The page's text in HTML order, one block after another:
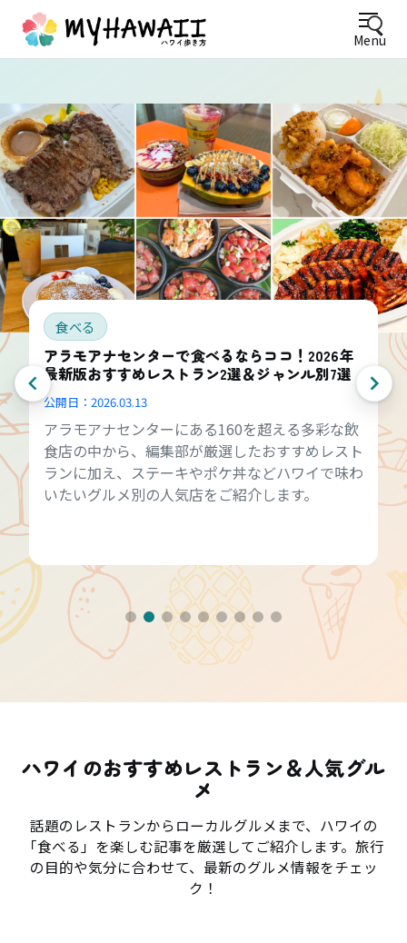
Menu
食べる
アラモアナセンターで食べるならココ！2026年
最新版おすすめレストラン2選＆ジャンル別7選
公開日： 2026.03.13
アラモアナセンターにある160を超える多彩な飲
食店の中から、編集部が厳選したおすすめレスト
ランに加え、ステーキやポケ丼などハワイで味わ
いたいグルメ別の人気店をご紹介します。
ハワイのおすすめレストラン＆人気グル
メ
話題のレストランからローカルグルメまで、ハワイの
「食べる」を楽しむ記事を厳選してご紹介します。旅行
の目的や気分に合わせて、最新のグルメ情報をチェッ
ク！